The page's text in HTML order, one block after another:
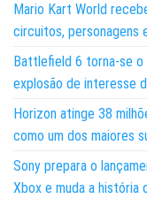
Mario Kart World
circuitos, personagens
Battlefield 6 torna-se o
explosão de interesse
Horizon atinge 38
como um dos maiores
Sony prepara o
Xbox e muda a história